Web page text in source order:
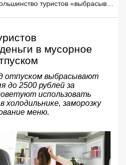
в мусорное
отпуском выбрасывают
до 2500 рублей за
использовать
холодильнике, заморозку
меню.